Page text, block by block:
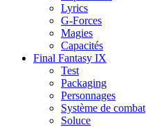
Lyrics
G-Forces
Magies
Capacités
Final Fantasy IX
Test
Packaging
Personnages
Système de combat
Soluce